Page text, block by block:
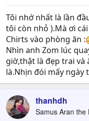
Tôi nhớ nhất là lần
tôi còn nhỏ ).Mà ơi
Chirts vào phòng ăn :
Nhìn anh Zom lúc
giờ,thật là đẹp trai
là.Nhịn đói mấy ngày
thanhdh
Samus Aran the